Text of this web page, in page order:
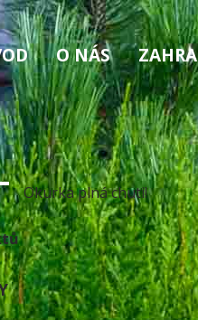
O NÁS
Okurka plná chuti!